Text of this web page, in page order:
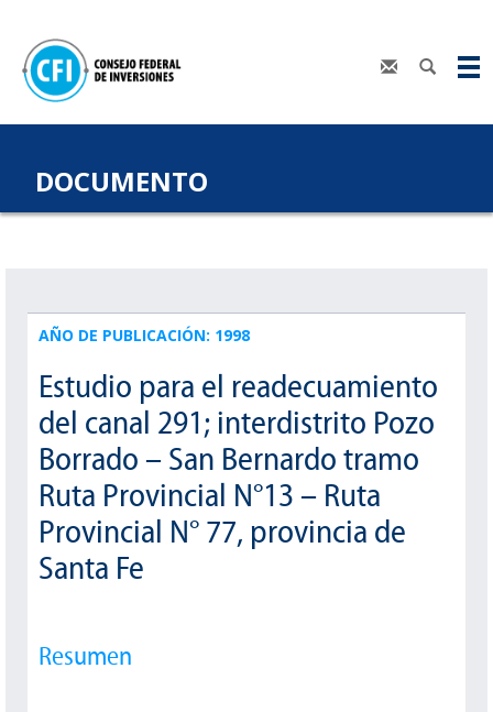
DOCUMENTO
AÑO DE PUBLICACIÓN: 1998
Estudio para el readecuamiento
del canal 291; interdistrito Pozo
Borrado – San Bernardo tramo
Ruta Provincial N°13 – Ruta
Provincial N° 77, provincia de
Santa Fe
Resumen